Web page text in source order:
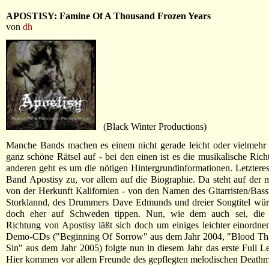
APOSTISY: Famine Of A Thousand Frozen Years
von dh
(Black Winter Productions)
Manche Bands machen es einem nicht gerade leicht oder vielmehr
ganz schöne Rätsel auf - bei den einen ist es die musikalische
anderen geht es um die nötigen Hintergrundinformationen.
Band Apostisy zu, vor allem auf die Biographie. Da steht auf der
von der Herkunft Kalifornien - von den Namen des Gitarristen/
Storklannd, des Drummers Dave Edmunds und dreier Songtitel
doch eher auf Schweden tippen. Nun, wie dem auch sei, die
Richtung von Apostisy läßt sich doch um einiges leichter
Demo-CDs ("Beginning Of Sorrow" aus dem Jahr 2004, "Blood
Sin" aus dem Jahr 2005) folgte nun in diesem Jahr das erste Full
Hier kommen vor allem Freunde des gepflegten melodischen